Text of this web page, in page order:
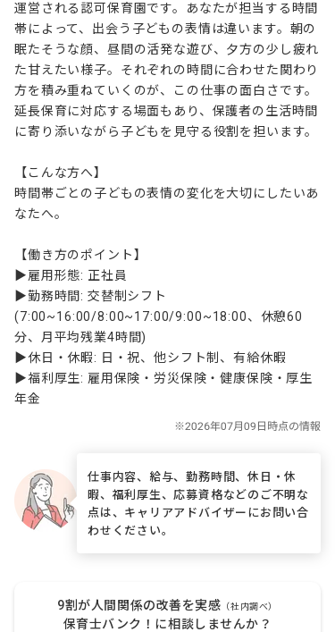
運営される認可保育園です。あなたが担当する時間
帯によって、出会う子どもの表情は違います。朝の
眠たそうな顔、昼間の活発な遊び、夕方の少し疲れ
た甘えたい様子。それぞれの時間に合わせた関わり
方を積み重ねていくのが、この仕事の面白さです。
延長保育に対応する場面もあり、保護者の生活時間
に寄り添いながら子どもを見守る役割を担います。
【こんな方へ】
時間帯ごとの子どもの表情の変化を大切にしたいあ
なたへ。
【働き方のポイント】
▶雇用形態: 正社員
▶勤務時間: 交替制シフト
(7:00~16:00/8:00~17:00/9:00~18:00、休憩60
分、月平均残業4時間)
▶休日・休暇: 日・祝、他シフト制、有給休暇
▶福利厚生: 雇用保険・労災保険・健康保険・厚生
年金
仕事内容、給与、勤務時間、休日・休
暇、福利厚生、応募資格などのご不明な
点は、キャリアアドバイザーにお問い合
わせください。
9割が人間関係の改善を実感 （社内調べ）
保育士バンク！に相談しませんか？